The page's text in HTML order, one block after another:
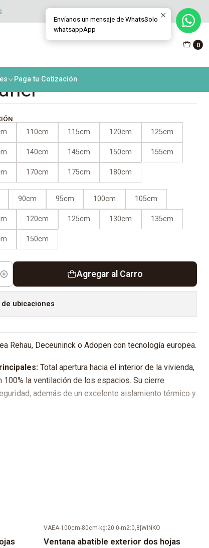
0
Paga tu Cotización
abatible exterior dos
nogal +
110cm 115cm 120cm 125cm
140cm 145cm 150cm 155cm
170cm 175cm 180cm
90cm 95cm 100cm 105cm
120cm 125cm 130cm 135cm
150cm
Agregar al Carro
ubicaciones
Rehau, Deceuninck o Adopen con tecnología europea.
Total apertura hacia el interior de la vivienda,
100% la ventilación de los espacios. Su cierre
además de un excelente aislamiento térmico y
o equivalentes.
Negras
VAEA-100cm-80cm-kg:20.0-m2:0,8 WINKO
Ventana abatible exterior dos hojas
Envíanos un mensaje de WhatsSolo
whatsappApp